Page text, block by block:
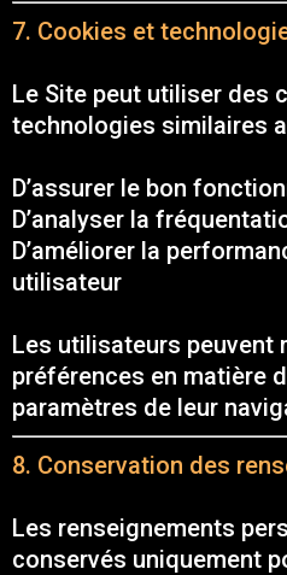
7. Cookies et
Le Site peut utiliser des
technologies similaires
D’assurer le bon
D’analyser la
D’améliorer la
utilisateur
Les utilisateurs peuvent
préférences en matière
paramètres de leur
8. Conservation des
Les renseignements
conservés uniquement